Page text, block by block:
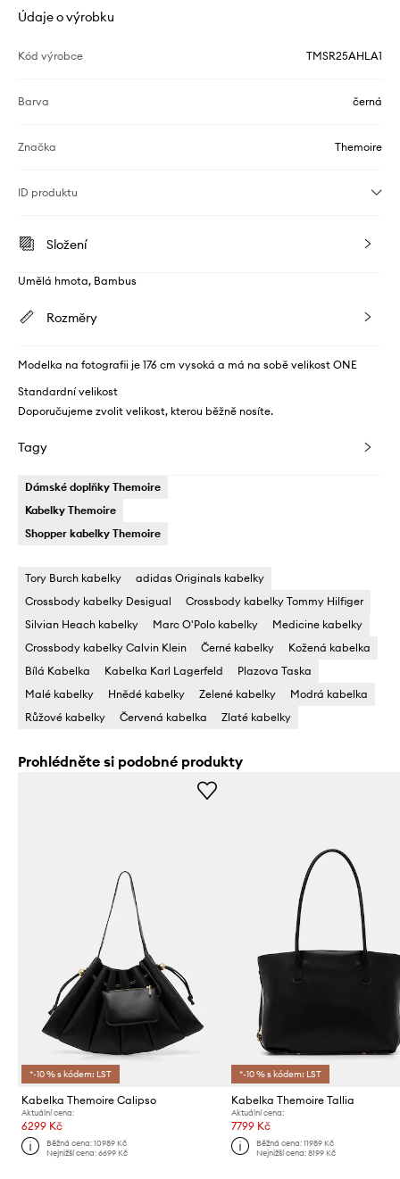
Údaje o výrobku
Kód výrobce TMSR25AHLA1
Barva černá
Značka Themoire
ID produktu
Složení
Umělá hmota, Bambus
Rozměry
Modelka na fotografii je 176 cm vysoká a má na sobě velikost ONE
Standardní velikost
Doporučujeme zvolit velikost, kterou běžně nosíte.
Tagy
Dámské doplňky Themoire
Kabelky Themoire
Shopper kabelky Themoire
Tory Burch kabelky
adidas Originals kabelky
Crossbody kabelky Desigual
Crossbody kabelky Tommy Hilfiger
Silvian Heach kabelky
Marc O'Polo kabelky
Medicine kabelky
Crossbody kabelky Calvin Klein
Černé kabelky
Kožená kabelka
Bílá Kabelka
Kabelka Karl Lagerfeld
Plazova Taska
Malé kabelky
Hnědé kabelky Zelené kabelky
Modrá kabelka
Růžové kabelky
Červená kabelka Zlaté kabelky
Prohlédněte si podobné produkty
*-10 % s kódem: LST
Kabelka Themoire Calipso
Aktuální cena:
6299 Kč
Běžná cena:10989 Kč
Nejnižší cena:6699 Kč
*-10 % s kódem: LST
Kabelka Themoire Tallia
Aktuální cena:
7799 Kč
Běžná cena: 11989 Kč
Nejnižší cena: 8199 Kč